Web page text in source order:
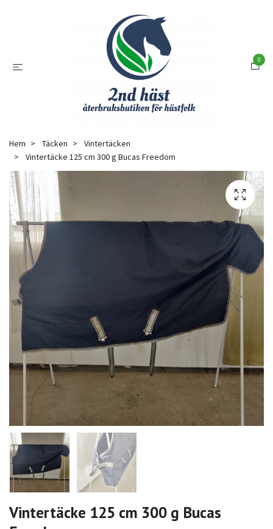
0
Hem Täcken
Vintertäcken
Vintertäcke 125 cm 300 g Bucas Freedom
Vintertäcke 125 cm 300 g Bucas